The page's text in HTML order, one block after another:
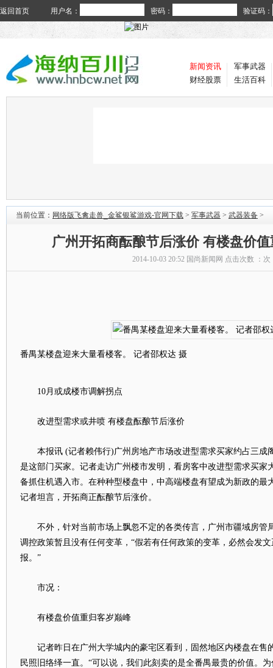
返回首页 用户名： 密码： 验证码：
新闻资讯
财经股票
军事武器
生活百科
当前位置： 网络版飞禽走兽_金鲨银鲨游戏-官网下载 > 军事武器 > 武器装备 >
广州开拓商酝酿节后涨价 有楼盘价
2014-10-03 20:52 国尚新闻网 点击次数 ： 次
番禺某楼盘迎来大量看楼客。 记者邵权达 摄
10月或成楼市调解拐点
改进型需求或井喷 有楼盘酝酿节后涨价
本报讯 (记者赖伟行)广州房地产市场改进型需求买家约占三成
是这部门买家。记者走访广州楼市发明，看房客中改进型需求买家
备抓住机遇入市。在种种型楼盘中，中高端楼盘有望成为新政的最
记者坦言，开拓商正酝酿节后涨价。
不外，针对当前市场上飘忽不定的各类传言，广州市疆域房管
调控政策暂且没有任何变革，“假若有任何政策的变革，必然会发
报。”
市况：
有楼盘价值重归客岁巅峰
记者昨日在广州大学城内的豪宅区看到，固然地区内楼盘在售
民照旧络绎一直。“可以说，我们此刻卖的是全番禺最贵的价值。